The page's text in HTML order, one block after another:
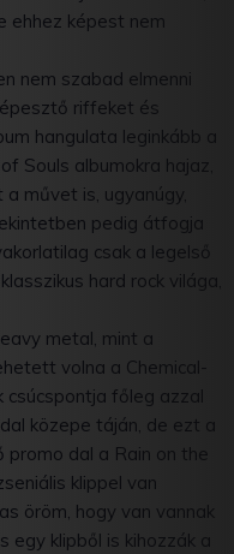
ehhez képest nem
nem szabad elmenni
riffeket és
hangulata leginkább a
Souls albumokra hajaz,
művet is, ugyanúgy,
pedig átfogja
csak a legelső
hard rock világa,
metal, mint a
volna a Chemical-
csúcspontja főleg azzal
közepe táján, de ezt a
promo dal a Rain on the
klippel van
öröm, hogy van vannak
egy klipből is kihozzák a